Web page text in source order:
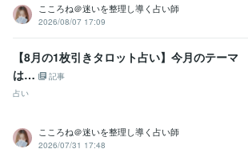
こころね＠迷いを整理し導く占い師
2026/08/07 17:09
【8月の1枚引きタロット占い】今月のテーマ
は…
記事
占い
こころね＠迷いを整理し導く占い師
2026/07/31 17:48